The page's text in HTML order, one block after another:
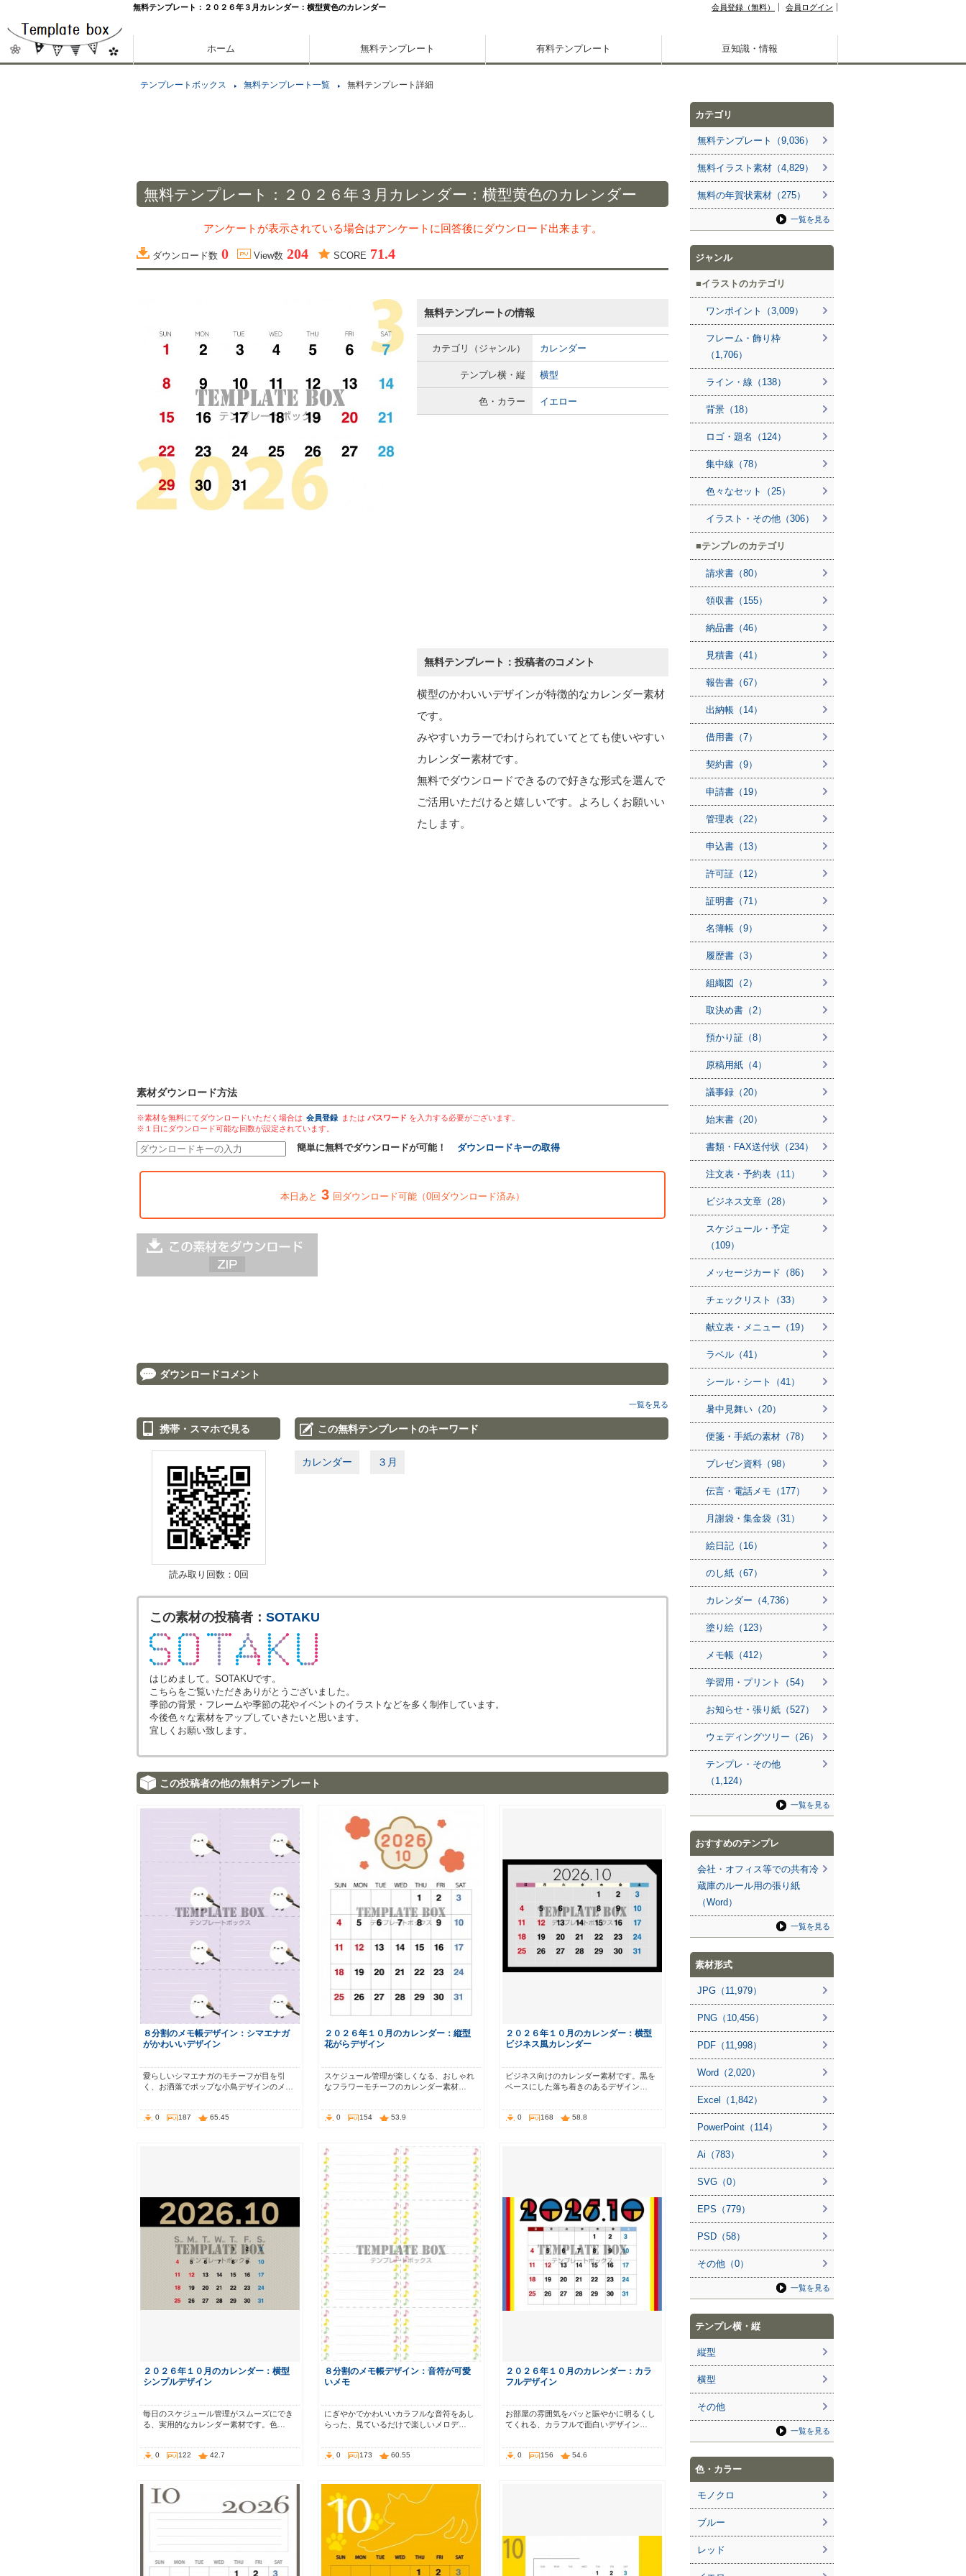
無料テンプレート：２０２６年３月カレンダー：横型黄色のカレンダー 会員登録（無料） 会員ログイン
ホーム 無料テンプレート 有料テンプレート 豆知識・情報
テンプレートボックス 無料テンプレート一覧 無料テンプレート詳細
無料テンプレート：２０２６年３月カレンダー：横型黄色のカレンダー
アンケートが表示されている場合はアンケートに回答後にダウンロード出来ます。
ダウンロード数 0 View数 204 SCORE 71.4
無料テンプレートの情報
カテゴリ（ジャンル） カレンダー
テンプレ横・縦 横型
色・カラー イエロー
無料テンプレート：投稿者のコメント
横型のかわいいデザインが特徴的なカレンダー素材
です。
みやすいカラーでわけられていてとても使いやすい
カレンダー素材です。
無料でダウンロードできるので好きな形式を選んで
ご活用いただけると嬉しいです。よろしくお願いい
たします。
素材ダウンロード方法
※素材を無料にてダウンロードいただく場合は 会員登録 または パスワード を入力する必要がございます。
※１日にダウンロード可能な回数が設定されています。
簡単に無料でダウンロードが可能！ ダウンロードキーの取得
本日あと 3 回ダウンロード可能（0回ダウンロード済み）
ダウンロードコメント
一覧を見る
携帯・スマホで見る
読み取り回数：0回
この無料テンプレートのキーワード
カレンダー ３月
この素材の投稿者： SOTAKU
はじめまして。SOTAKUです。
こちらをご覧いただきありがとうございました。
季節の背景・フレームや季節の花やイベントのイラストなどを多く制作しています。
今後色々な素材をアップしていきたいと思います。
宜しくお願い致します。
この投稿者の他の無料テンプレート
８分割のメモ帳デザイン：シマエナガ
がかわいいデザイン
愛らしいシマエナガのモチーフが目を引
く、お洒落でポップな小鳥デザインのメ…
0 187 65.45
２０２６年１０月のカレンダー：縦型
花がらデザイン
スケジュール管理が楽しくなる、おしゃれ
なフラワーモチーフのカレンダー素材…
0 154 53.9
２０２６年１０月のカレンダー：横型
ビジネス風カレンダー
ビジネス向けのカレンダー素材です。黒を
ベースにした落ち着きのあるデザイン…
0 168 58.8
２０２６年１０月のカレンダー：横型
シンプルデザイン
毎日のスケジュール管理がスムーズにでき
る、実用的なカレンダー素材です。色…
0 122 42.7
８分割のメモ帳デザイン：音符が可愛
いメモ
にぎやかでかわいいカラフルな音符をあし
らった、見ているだけで楽しいメロデ…
0 173 60.55
２０２６年１０月のカレンダー：カラ
フルデザイン
お部屋の雰囲気をパッと賑やかに明るくし
てくれる、カラフルで面白いデザイン…
0 156 54.6
カテゴリ
無料テンプレート（9,036）
無料イラスト素材（4,829）
無料の年賀状素材（275）
一覧を見る
ジャンル
イラストのカテゴリ
ワンポイント（3,009）
フレーム・飾り枠
（1,706）
ライン・線（138）
背景（18）
ロゴ・題名（124）
集中線（78）
色々なセット（25）
イラスト・その他（306）
テンプレのカテゴリ
請求書（80）
領収書（155）
納品書（46）
見積書（41）
報告書（67）
出納帳（14）
借用書（7）
契約書（9）
申請書（19）
管理表（22）
申込書（13）
許可証（12）
証明書（71）
名簿帳（9）
履歴書（3）
組織図（2）
取決め書（2）
預かり証（8）
原稿用紙（4）
議事録（20）
始末書（20）
書類・FAX送付状（234）
注文表・予約表（11）
ビジネス文章（28）
スケジュール・予定
（109）
メッセージカード（86）
チェックリスト（33）
献立表・メニュー（19）
ラベル（41）
シール・シート（41）
暑中見舞い（20）
便箋・手紙の素材（78）
プレゼン資料（98）
伝言・電話メモ（177）
月謝袋・集金袋（31）
絵日記（16）
のし紙（67）
カレンダー（4,736）
塗り絵（123）
メモ帳（412）
学習用・プリント（54）
お知らせ・張り紙（527）
ウェディングツリー（26）
テンプレ・その他
（1,124）
一覧を見る
おすすめのテンプレ
会社・オフィス等での共有冷
蔵庫のルール用の張り紙
（Word）
一覧を見る
素材形式
JPG（11,979）
PNG（10,456）
PDF（11,998）
Word（2,020）
Excel（1,842）
PowerPoint（114）
Ai（783）
SVG（0）
EPS（779）
PSD（58）
その他（0）
一覧を見る
テンプレ横・縦
縦型
横型
その他
一覧を見る
色・カラー
モノクロ
ブルー
レッド